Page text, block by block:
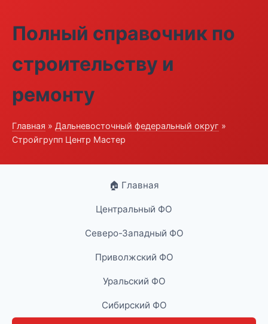
Полный справочник по
строительству и
ремонту
Главная » Дальневосточный федеральный округ »
Стройгрупп Центр Мастер
🏠 Главная
Центральный ФО
Северо-Западный ФО
Приволжский ФО
Уральский ФО
Сибирский ФО